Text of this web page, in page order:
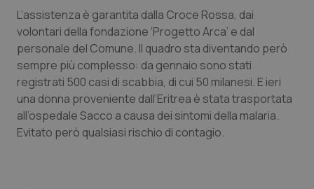
Liguria
Lombardia
Marche
Molise
Disturbi dell’umore
Dolore
Donna & Salute
Epatiti
L’assistenza è garantita dalla Croce Rossa, dai
volontari della fondazione ‘Progetto Arca’ e dal
personale del Comune. Il quadro sta diventando però
sempre più complesso: da gennaio sono stati
registrati 500 casi di scabbia, di cui 50 milanesi. E ieri
una donna proveniente dall’Eritrea è stata trasportata
all’ospedale Sacco a causa dei sintomi della malaria.
Evitato però qualsiasi rischio di contagio.